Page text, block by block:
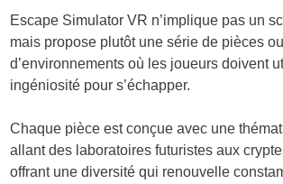
Escape Simulator VR n’implique pas un
mais propose plutôt une série de pièces ou
d’environnements où les joueurs doivent
ingéniosité pour s’échapper.
Chaque pièce est conçue avec une
allant des laboratoires futuristes aux
offrant une diversité qui renouvelle